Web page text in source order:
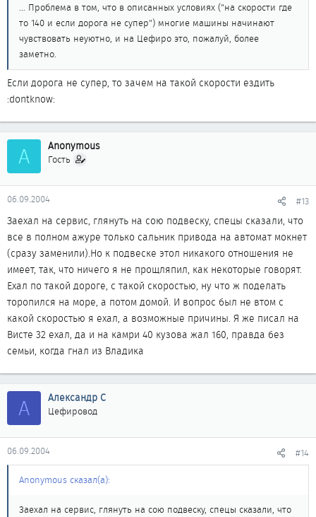
... Проблема в том, что в описанных условиях ("на скорости где
то 140 и если дорога не супер") многие машины начинают
чувствовать неуютно, и на Цефиро это, пожалуй, более
заметно.
Если дорога не супер, то зачем на такой скорости ездить
:dontknow:
A Anonymous
Гость
06.09.2004 #13
Заехал на сервис, глянуть на сою подвеску, спецы сказали, что
все в полном ажуре только сальник привода на автомат мокнет
(сразу заменили).Но к подвеске этол никакого отношения не
имеет, так, что ничего я не прощляпил, как некоторые говорят.
Ехал по такой дороге, с такой скоростью, ну что ж поделать
торопился на море, а потом домой. И вопрос был не втом с
какой скоростью я ехал, а возможные причины. Я же писал на
Висте 32 ехал, да и на камри 40 кузова жал 160, правда без
семьи, когда гнал из Владика
А Александр С
Цефировод
06.09.2004 #14
Anonymous сказал(а):
Заехал на сервис, глянуть на сою подвеску, спецы сказали, что